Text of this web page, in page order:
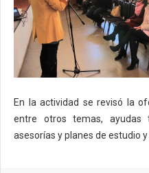
En la actividad se revisó la
entre otros temas, ayudas
asesorías y planes de estudio